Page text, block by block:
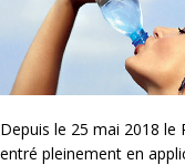
Depuis le 25 mai 2018 le
entré pleinement en